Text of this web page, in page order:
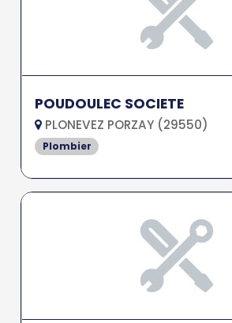
POUDOULEC SOCIETE
PLONEVEZ PORZAY (29550)
Plombier